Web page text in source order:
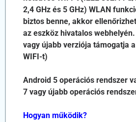
2,4 GHz és 5 GHz) WLAN
biztos benne, akkor
az eszköz hivatalos
vagy újabb verziója támogatja
WIFI-t)
Android 5 operációs rendszer
7 vagy újabb operációs
Hogyan működik?